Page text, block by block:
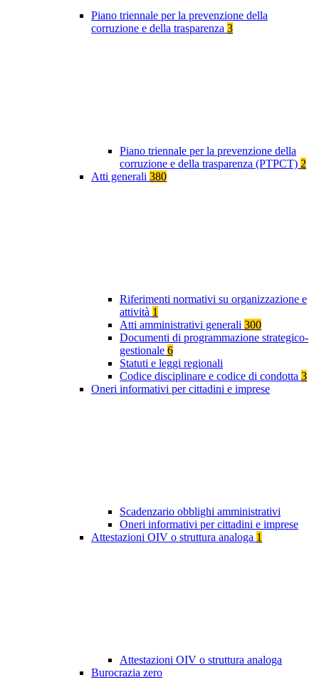
Piano triennale per la prevenzione della
corruzione e della trasparenza 3
Piano triennale per la prevenzione della
corruzione e della trasparenza (PTPCT) 2
Atti generali 380
Riferimenti normativi su organizzazione e
attività 1
Atti amministrativi generali 300
Documenti di programmazione strategico-
gestionale 6
Statuti e leggi regionali
Codice disciplinare e codice di condotta 3
Oneri informativi per cittadini e imprese
Scadenzario obblighi amministrativi
Oneri informativi per cittadini e imprese
Attestazioni OIV o struttura analoga 1
Attestazioni OIV o struttura analoga
Burocrazia zero